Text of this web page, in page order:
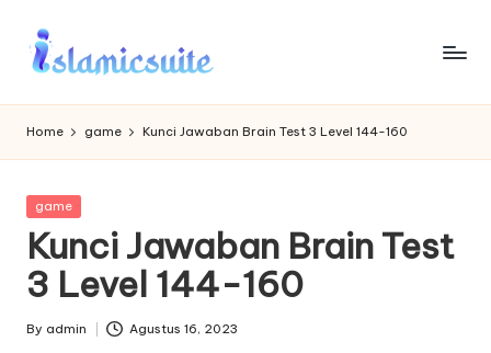
Skip
Home game Kunci Jawaban Brain Test 3 Level 144-160
Posted
game
Kunci Jawaban Brain Test
3 Level 144-160
Posted
By admin Agustus 16, 2023